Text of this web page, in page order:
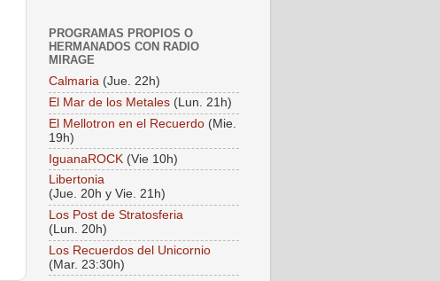
PROGRAMAS PROPIOS O
HERMANADOS CON RADIO
MIRAGE
Calmaria (Jue. 22h)
El Mar de los Metales (Lun. 21h)
El Mellotron en el Recuerdo (Mie.
19h)
IguanaROCK (Vie 10h)
Libertonia
(Jue. 20h y Vie. 21h)
Los Post de Stratosferia
(Lun. 20h)
Los Recuerdos del Unicornio
(Mar. 23:30h)